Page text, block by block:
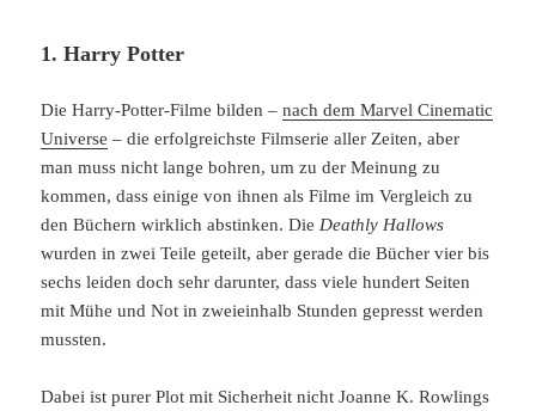
1. Harry Potter
Die Harry-Potter-Filme bilden –nach dem Marvel Cinematic
Universe – die erfolgreichste Filmserie aller Zeiten, aber
man muss nicht lange bohren, um zu der Meinung zu
kommen, dass einige von ihnen als Filme im Vergleich zu
den Büchern wirklich abstinken. DieDeathly Hallows
wurden in zwei Teile geteilt, aber gerade die Bücher vier bis
sechs leiden doch sehr darunter, dass viele hundert Seiten
mit Mühe und Not in zweieinhalb Stunden gepresst werden
mussten.
Dabei ist purer Plot mit Sicherheit nicht Joanne K. Rowlings